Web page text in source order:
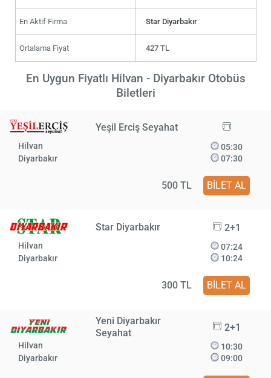
En Aktif Firma Star Diyarbakır
Ortalama Fiyat 427 TL
En Uygun Fiyatlı Hilvan - Diyarbakır Otobüs
Biletleri
Yeşil Erciş Seyahat
Hilvan
Diyarbakır
05:30
07:30
500 TL BİLET AL
Star Diyarbakır 2+1
Hilvan
Diyarbakır
07:24
10:24
300 TL BİLET AL
Yeni Diyarbakır
Seyahat
2+1
Hilvan
Diyarbakır
10:30
09:00